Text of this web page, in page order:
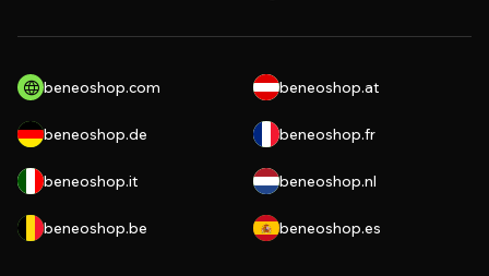
beneoshop.com beneoshop.at
beneoshop.de beneoshop.fr
beneoshop.it beneoshop.nl
beneoshop.be beneoshop.es